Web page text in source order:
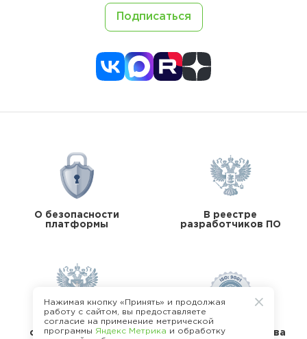
Подписаться
О безопасности
платформы
В реестре
разработчиков ПО
В реестре
операторов перс.
Стандарты качества
Нажимая кнопку «Принять» и продолжая
работу с сайтом, вы предоставляете
согласие на применение метрической
программы Яндекс Метрика и обработку